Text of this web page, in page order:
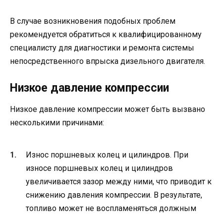
В случае возникновения подобных проблем
рекомендуется обратиться к квалифицированному
специалисту для диагностики и ремонта системы
непосредственного впрыска дизельного двигателя.
Низкое давление компрессии
Низкое давление компрессии может быть вызвано
несколькими причинами:
Износ поршневых колец и цилиндров. При
износе поршневых колец и цилиндров
увеличивается зазор между ними, что приводит к
снижению давления компрессии. В результате,
топливо может не воспламеняться должным